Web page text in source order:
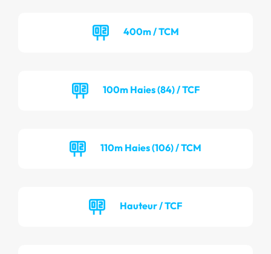
400m / TCM
100m Haies (84) / TCF
110m Haies (106) / TCM
Hauteur / TCF